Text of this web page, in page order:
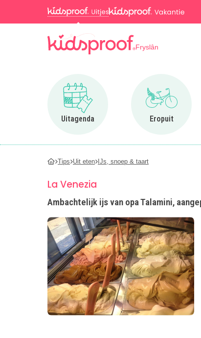
Fryslân
Uitagenda
Ga naar Uitagenda
Eropuit
Ga naar
Tips Uit eten IJs, snoep & taart
La Venezia
Ambachtelijk ijs van opa Talamini,